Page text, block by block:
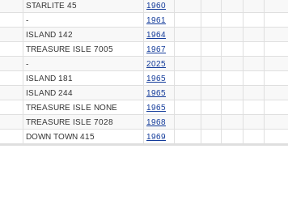
STARLITE 45
1960
-
1961
ISLAND 142
1964
TREASURE ISLE 7005
1967
-
2025
ISLAND 181
1965
ISLAND 244
1965
TREASURE ISLE NONE
1965
TREASURE ISLE 7028
1968
DOWN TOWN 415 1969